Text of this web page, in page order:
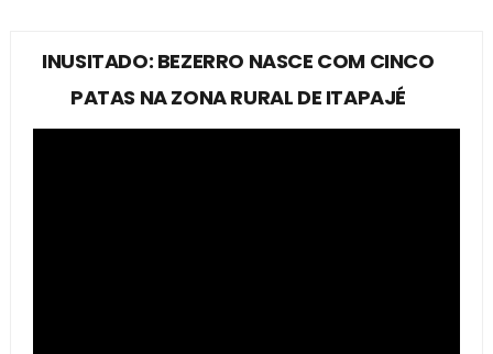
INUSITADO: BEZERRO NASCE COM CINCO
PATAS NA ZONA RURAL DE ITAPAJÉ